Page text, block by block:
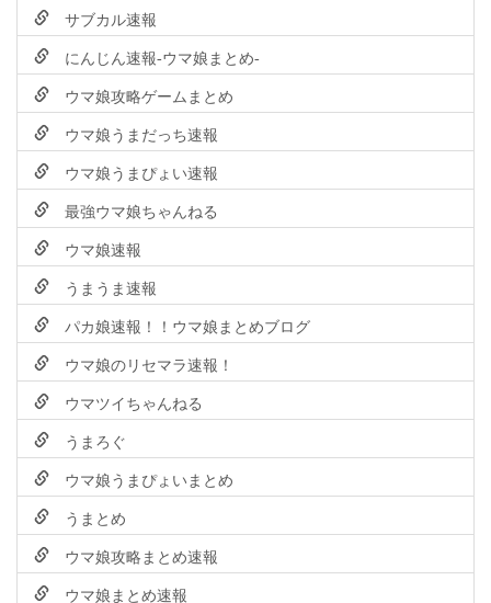
サブカル速報
にんじん速報-ウマ娘まとめ-
ウマ娘攻略ゲームまとめ
ウマ娘うまだっち速報
ウマ娘うまぴょい速報
最強ウマ娘ちゃんねる
ウマ娘速報
うまうま速報
パカ娘速報！！ウマ娘まとめブログ
ウマ娘のリセマラ速報！
ウマツイちゃんねる
うまろぐ
ウマ娘うまぴょいまとめ
うまとめ
ウマ娘攻略まとめ速報
ウマ娘まとめ速報